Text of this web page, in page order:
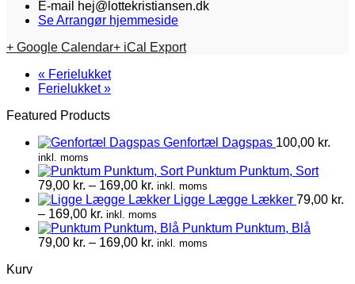
E-mail
hej@lottekristiansen.dk
Se Arrangør hjemmeside
+ Google Calendar+ iCal Export
« Ferielukket
Ferielukket»
Featured Products
Genfortæl Dagspas 100,00 kr.
inkl. moms
Punktum Punktum, Sort
79,00 kr. – 169,00 kr. Prisinterval:
79,00 kr.
til
169,00 kr.
inkl. moms
Ligge Lægge Lækker 79,00 kr.
– 169,00 kr. Prisinterval:
79,00 kr.
til
inkl. moms
Punktum Punktum, Blå
79,00 kr. – 169,00 kr. Prisinterval:
inkl. moms
Kurv